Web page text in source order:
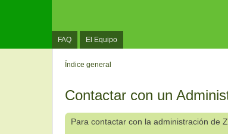
FAQ El Equipo
Índice general
Contactar con un
Para contactar con la administración de